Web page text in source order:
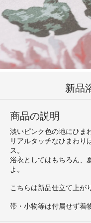
新品
商品の説明
淡いピンク色の地にひま
リアルタッチなひまわり
ス。
浴衣としてはもちろん、
よ。
こちらは新品仕立て上が
帯・小物等は付属せず着